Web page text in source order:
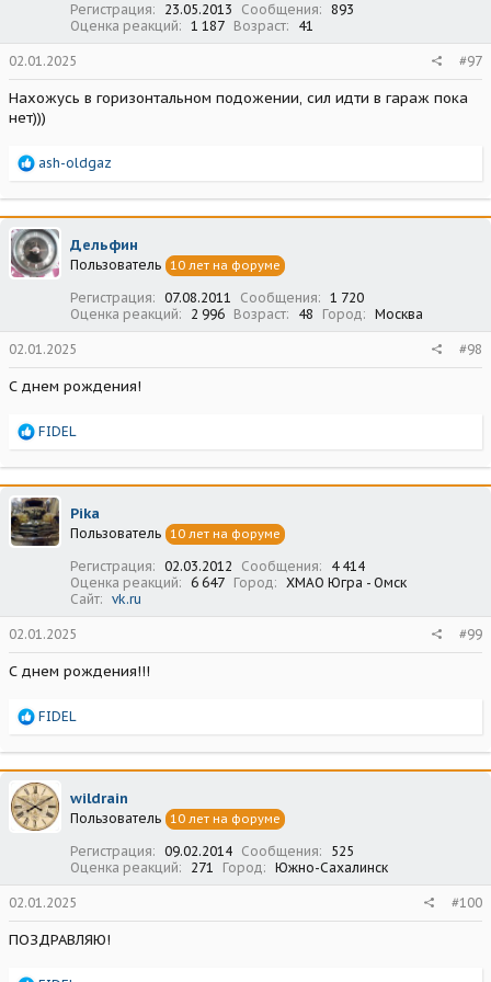
Регистрация 23.05.2013 Сообщения
893
Оценка реакций
1 187 Возраст 41
02.01.2025 #97
Нахожусь в горизонтальном подожении, сил идти в гараж пока
нет)))
Р
а
к
ц
и
и
ash-oldgaz
Дельфин
Пользователь 10 лет на форуме
Регистрация 07.08.2011 Сообщения
1 720
Оценка реакций
2 996 Возраст 48 Город Москва
02.01.2025 #98
С днем рождения!
Р
а
к
ц
и
и
FIDEL
Pika
Пользователь 10 лет на форуме
Регистрация 02.03.2012 Сообщения
4 414
Оценка реакций
6 647 Город
ХМАО Югра - Омск
Сайт
vk.ru
02.01.2025 #99
С днем рождения!!!
Р
а
к
ц
и
и
FIDEL
wildrain
Пользователь 10 лет на форуме
Регистрация 09.02.2014 Сообщения
525
Оценка реакций
271 Город Южно-Сахалинск
02.01.2025 #100
ПОЗДРАВЛЯЮ!